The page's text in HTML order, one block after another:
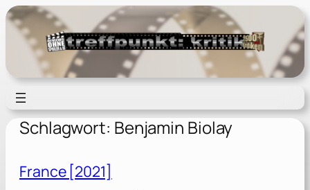
Zum
Inhalt
springen
Schlagwort: Benjamin Biolay
France [2021]